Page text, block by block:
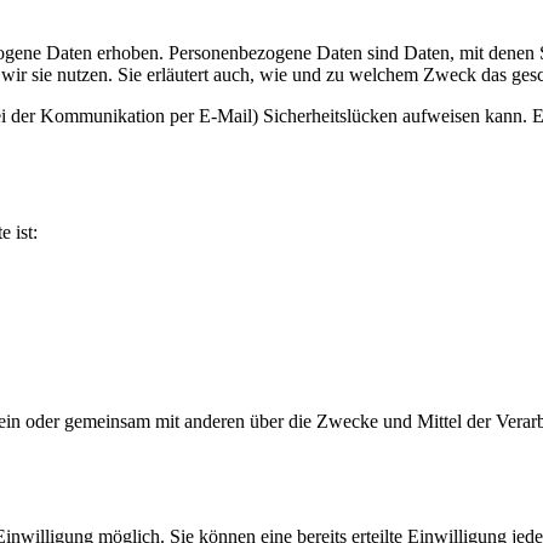
Daten erhoben. Personenbezogene Daten sind Daten, mit
sie nutzen. Sie erläutert auch, wie und zu welchem Zweck das
der Kommunikation per E-Mail) Sicherheitslücken aufweisen
ist:
oder gemeinsam mit anderen über die Zwecke und Mittel der
möglich. Sie können eine bereits erteilte Einwilligung